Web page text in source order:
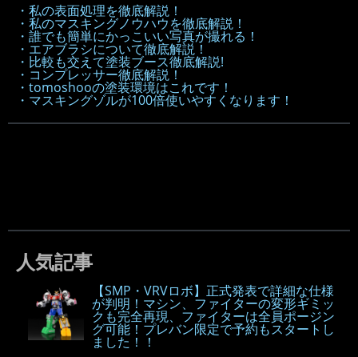
・私の表面処理を徹底解説！
・私のマスキングノウハウを徹底解説！
・誰でも簡単にかっこいい写真が撮れる！
・エアブラシについて徹底解説！
・比較も交えて塗装ブース徹底解説!
・コンプレッサー徹底解説！
・tomoshooの塗装環境はこれです！
・マスキングゾルが100倍使いやすくなります！
人気記事
【SMP・VRVロボ】正式発表で詳細な仕様
が判明！マシン、ファイターの変形ギミッ
クも完全再現、ファイターは全員ポージン
グ可能！プレバン限定で予約もスタートし
ました！！